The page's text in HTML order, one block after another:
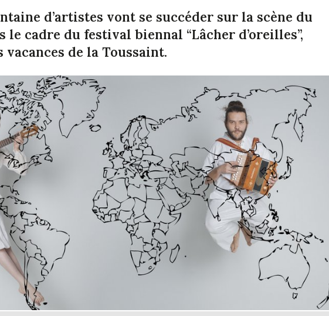
d’artistes vont se succéder sur la scène du
le cadre du festival biennal “Lâcher d’oreilles”,
vacances de la Toussaint.